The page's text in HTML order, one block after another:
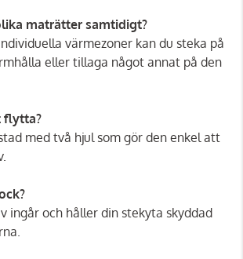
maträtter samtidigt?
värmezoner kan du steka på
eller tillaga något annat på den
flytta?
med två hjul som gör den enkel att
ingår och håller din stekyta skyddad